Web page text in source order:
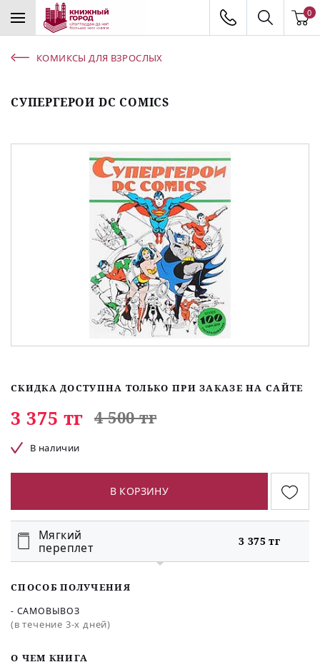
0
КОМИКСЫ ДЛЯ ВЗРОСЛЫХ
СУПЕРГЕРОИ DC COMICS
O ЧЕМ КНИГА
СКИДКА ДОСТУПНА ТОЛЬКО ПРИ ЗАКАЗЕ НА САЙТЕ
3 375 тг 4 500 тг
В наличии
В КОРЗИНУ
Мягкий
переплет
3 375 тг
СПОСОБ ПОЛУЧЕНИЯ
- САМОВЫВОЗ
(в течение 3-х дней)